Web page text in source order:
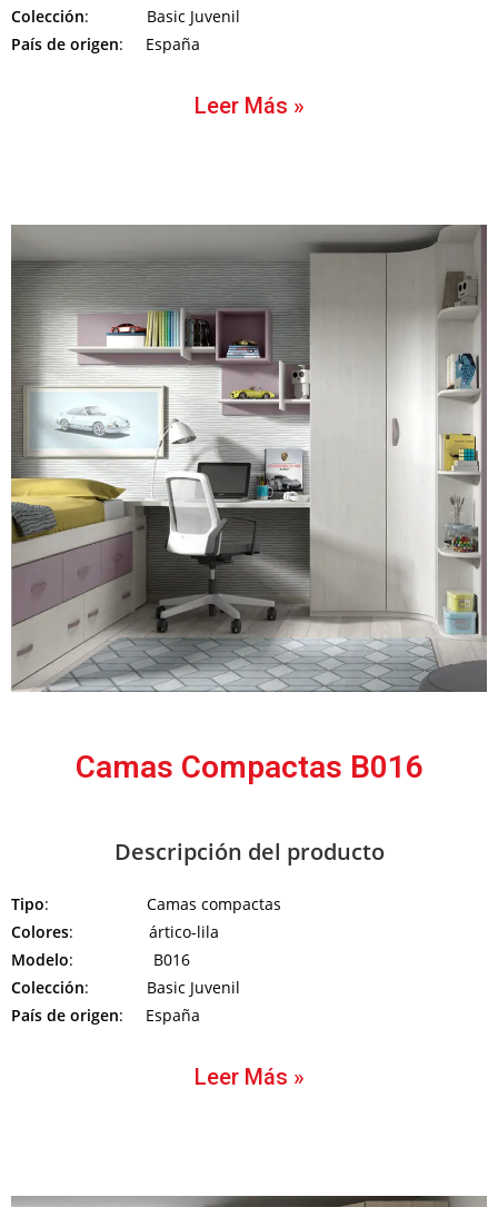
Colección: Basic Juvenil
País de origen: España
Leer Más »
Camas Compactas B016
Descripción del producto
Tipo: Camas compactas
Colores: ártico-lila
Modelo: B016
Colección: Basic Juvenil
País de origen: España
Leer Más »